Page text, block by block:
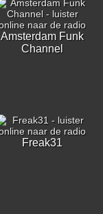
Amsterdam Funk
Channel
Freak31